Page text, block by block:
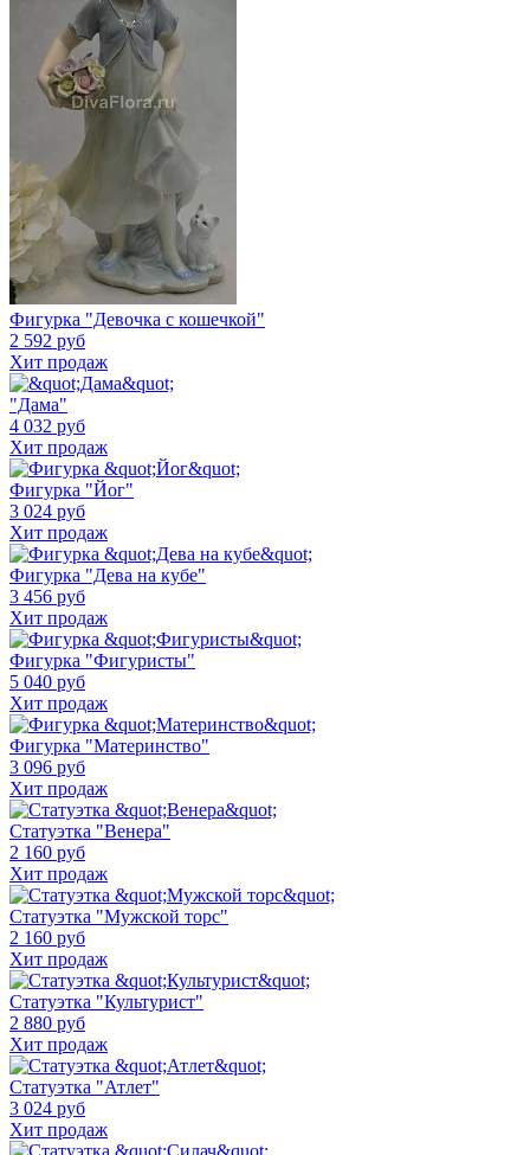
Фигурка "Девочка с кошечкой"
2 592 руб
Хит продаж
"Дама"
4 032 руб
Хит продаж
Фигурка "Йог"
3 024 руб
Хит продаж
Фигурка "Дева на кубе"
3 456 руб
Хит продаж
Фигурка "Фигуристы"
5 040 руб
Хит продаж
Фигурка "Материнство"
3 096 руб
Хит продаж
Статуэтка "Венера"
2 160 руб
Хит продаж
Статуэтка "Мужской торс"
2 160 руб
Хит продаж
Статуэтка "Культурист"
2 880 руб
Хит продаж
Статуэтка "Атлет"
3 024 руб
Хит продаж